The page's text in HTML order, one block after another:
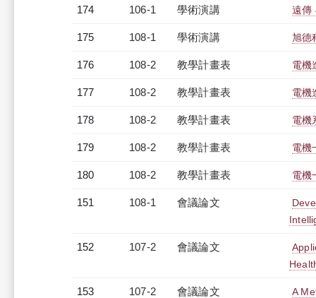
174 106-1 學術演講 遠傳
175 108-1 學術演講 旭德
176 108-2 教學計畫表 電機
177 108-2 教學計畫表 電機
178 108-2 教學計畫表 電機
179 108-2 教學計畫表 電機
180 108-2 教學計畫表 電機
151 108-1 會議論文
152 107-2 會議論文
153 107-2 會議論文 A